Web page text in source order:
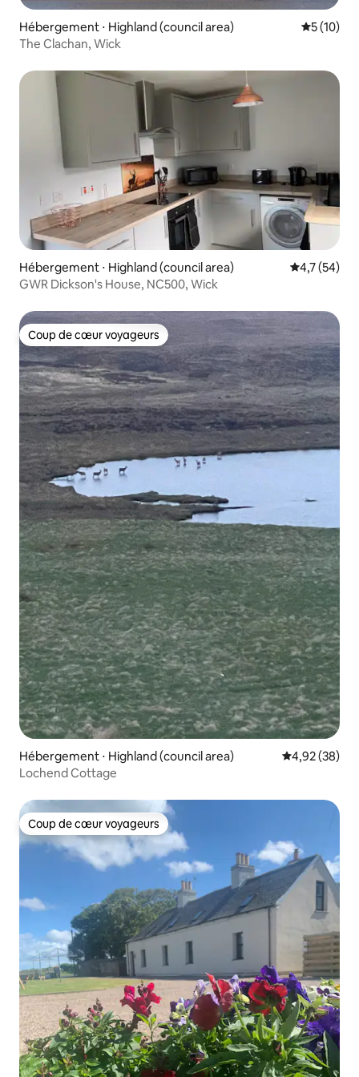
Hébergement ⋅ Highland (council area)
5 (10)
The Clachan, Wick
Hébergement ⋅ Highland (council area) Évaluation
4,7 (54)
GWR Dickson's House, NC500, Wick
Coup de cœur voyageurs
Coup de cœur voyageurs
Hébergement ⋅ Highland (council area) Évaluation
4,92 (38)
Lochend Cottage
Coup de cœur voyageurs
Coup de cœur voyageurs